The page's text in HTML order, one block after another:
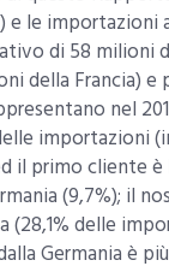
e le importazioni
di 58 milioni
Francia) e
nel
importazioni
il primo cliente è
(9,7%); il
delle
Germania è